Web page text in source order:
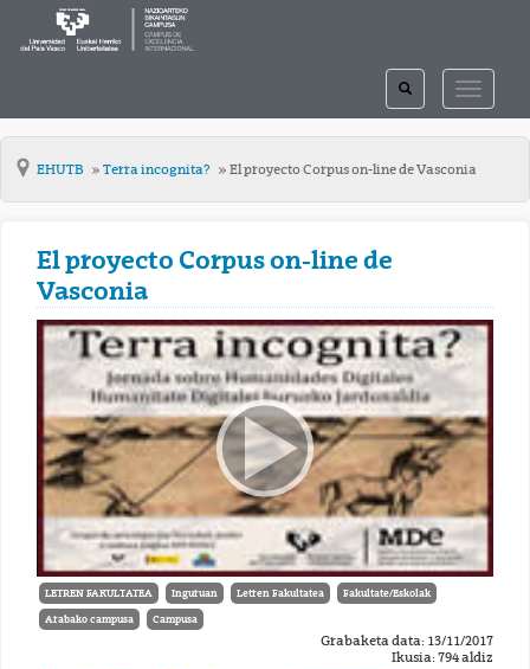
TOGGLE
TOGGLE
SEARCH
EHUTB Terra incognita? El proyecto Corpus on-line de Vasconia
El proyecto Corpus on-line de
Vasconia
LETREN FAKULTATEA Inguruan Letren Fakultatea Fakultate/Eskolak
Arabako campusa Campusa
Grabaketa data: 13/11/2017
Ikusia: 794 aldiz